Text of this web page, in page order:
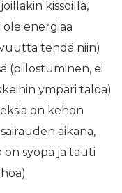
kissoilla,
energiaa
tehdä niin)
(piilostuminen, ei
ympäri taloa)
on kehon
aikana,
on syöpä ja tauti